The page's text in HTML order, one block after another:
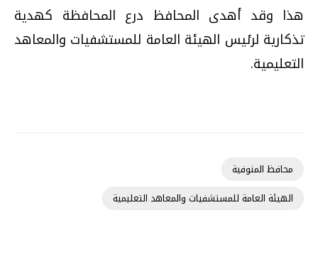
هذا وقد أهدى المحافظ درع المحافظة كهدية
تذكارية لرئيس الهيئة العامة للمستشفيات والمعاهد
التعليمية.
محافظ المنوفية
الهيئة العامة للمستشفيات والمعاهد التعليمية